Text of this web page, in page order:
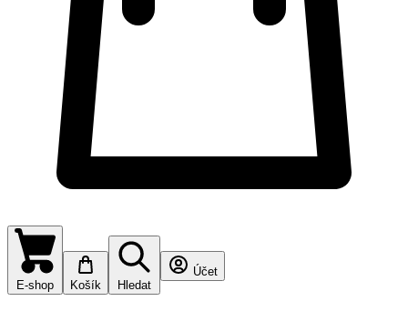
E-shop Košík Hledat
Účet